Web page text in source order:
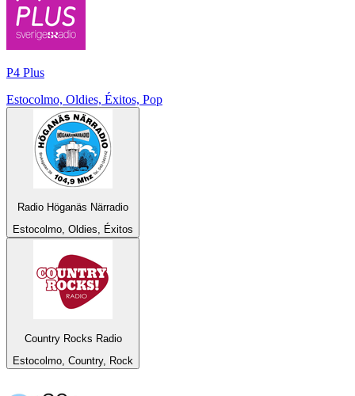
P4 Plus
Estocolmo, Oldies, Éxitos, Pop
Radio Höganäs Närradio
Estocolmo, Oldies, Éxitos
Country Rocks Radio
Estocolmo, Country, Rock